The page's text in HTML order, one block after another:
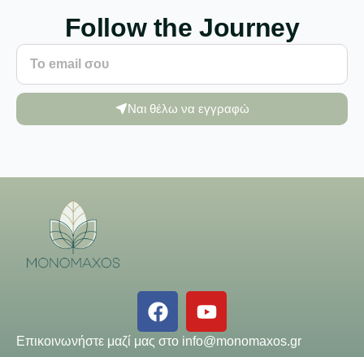
Follow the Journey
Ναι θέλω να εγγραφώ
Επικοινωνήστε μαζί μας στο info@monomaxos.gr